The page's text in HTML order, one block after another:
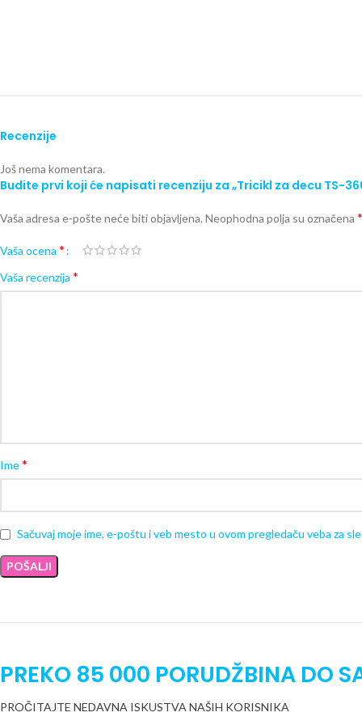
Recenzije
Još nema komentara.
Budite prvi koji će napisati recenziju za „Tricikl za decu TS-
Vaša adresa e-pošte neće biti objavljena. Neophodna polja su označena *
Vaša ocena *
Vaša recenzija *
Ime*
Sačuvaj moje ime, e-poštu i veb mesto u ovom pregledaču veba za
PREKO 85 000 PORUDŽBINA DO
PROČITAJTE NEDAVNA ISKUSTVA NAŠIH KORISNIKA